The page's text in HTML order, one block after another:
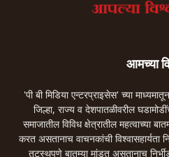
आमच्या
'पी बी मिडिया एन्टरप्राइसेस' च्या
जिल्हा, राज्य व देशपातळीवरील
समाजातील विविध क्षेत्रातील महत्वाच्या
करत असतानाच वाचनकांची विश्वासहार्यता
तटस्थपणे बातम्या मांडत असतानाच